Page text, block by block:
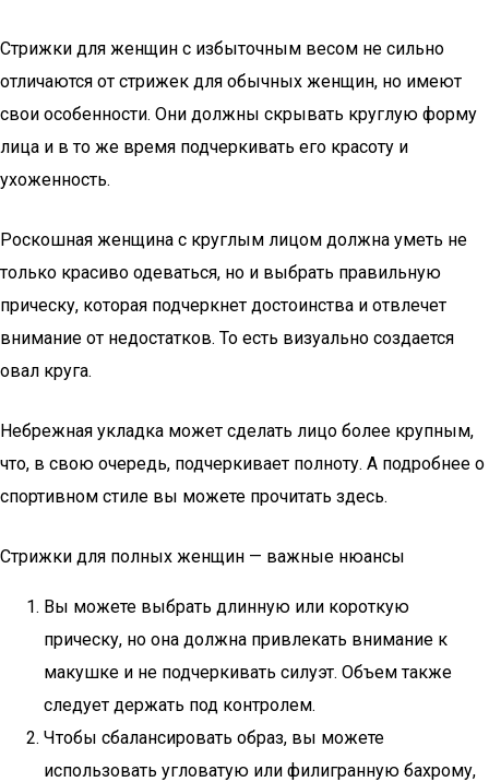
Стрижки для женщин с избыточным весом не сильно
отличаются от стрижек для обычных женщин, но имеют
свои особенности. Они должны скрывать круглую форму
лица и в то же время подчеркивать его красоту и
ухоженность.
Роскошная женщина с круглым лицом должна уметь не
только красиво одеваться, но и выбрать правильную
прическу, которая подчеркнет достоинства и отвлечет
внимание от недостатков. То есть визуально создается
овал круга.
Небрежная укладка может сделать лицо более крупным,
что, в свою очередь, подчеркивает полноту. А подробнее о
спортивном стиле вы можете прочитать здесь.
Стрижки для полных женщин — важные нюансы
Вы можете выбрать длинную или короткую
прическу, но она должна привлекать внимание к
макушке и не подчеркивать силуэт. Объем также
следует держать под контролем.
Чтобы сбалансировать образ, вы можете
использовать угловатую или филигранную бахрому,